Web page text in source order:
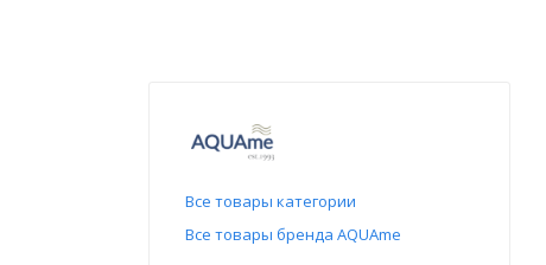
Все товары категории
Все товары бренда AQUAme